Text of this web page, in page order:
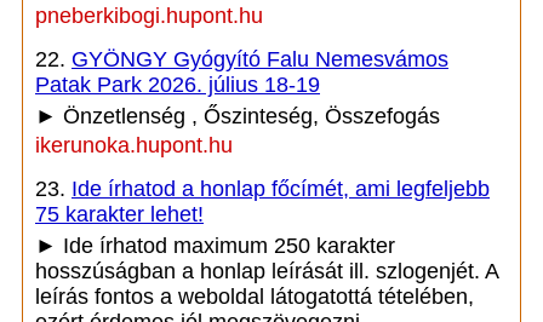
pneberkibogi.hupont.hu
22. GYÖNGY Gyógyító Falu Nemesvámos
Patak Park 2026. július 18-19
► Önzetlenség , Őszinteség, Összefogás
ikerunoka.hupont.hu
23. Ide írhatod a honlap főcímét, ami legfeljebb
75 karakter lehet!
► Ide írhatod maximum 250 karakter
hosszúságban a honlap leírását ill. szlogenjét. A
leírás fontos a weboldal látogatottá tételében,